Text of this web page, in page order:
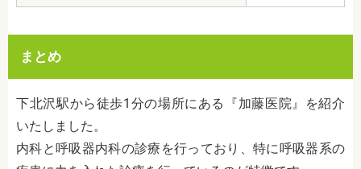
まとめ
下北沢駅から徒歩1分の場所にある『加藤医院』を紹介
いたしました。
内科と呼吸器内科の診療を行っており、特に呼吸器系の